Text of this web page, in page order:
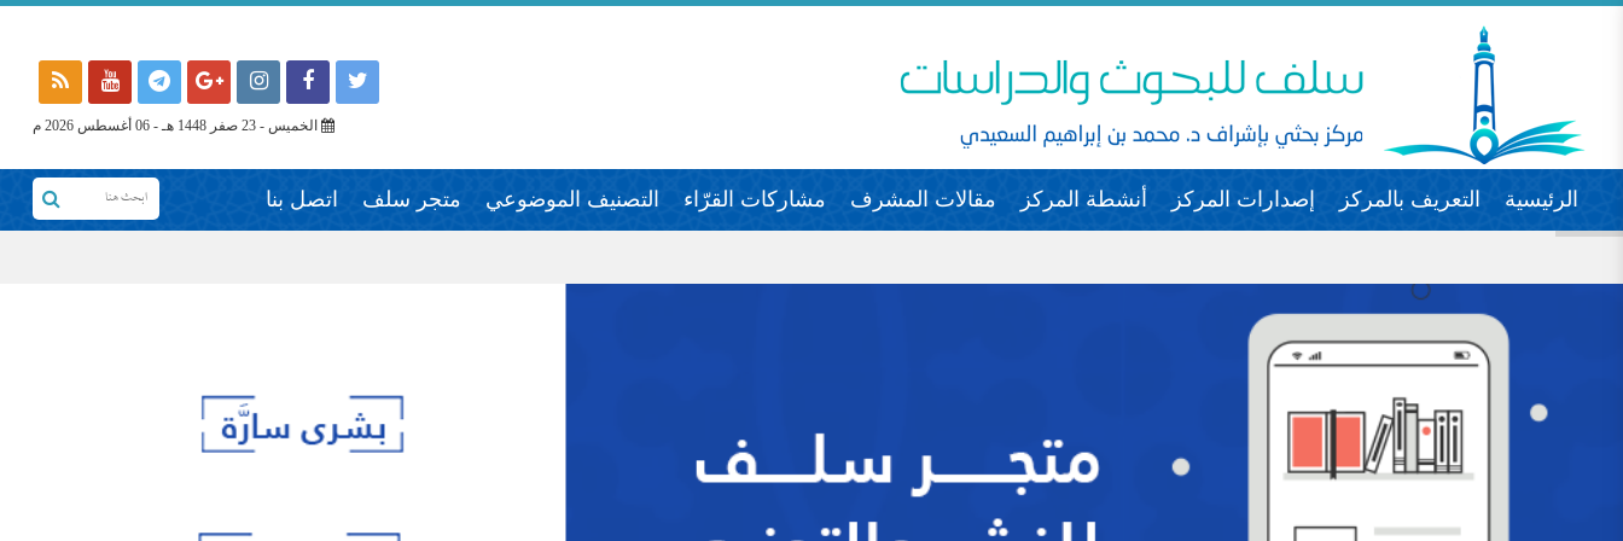
الخميس - 23 صفر 1448 هـ - 06 أغسطس 2026 م
الرئيسية التعريف بالمركز إصدارات المركز أنشطة المركز مقالات المشرف مشاركات القرّاء التصنيف الموضوعي متجر سلف اتصل بنا